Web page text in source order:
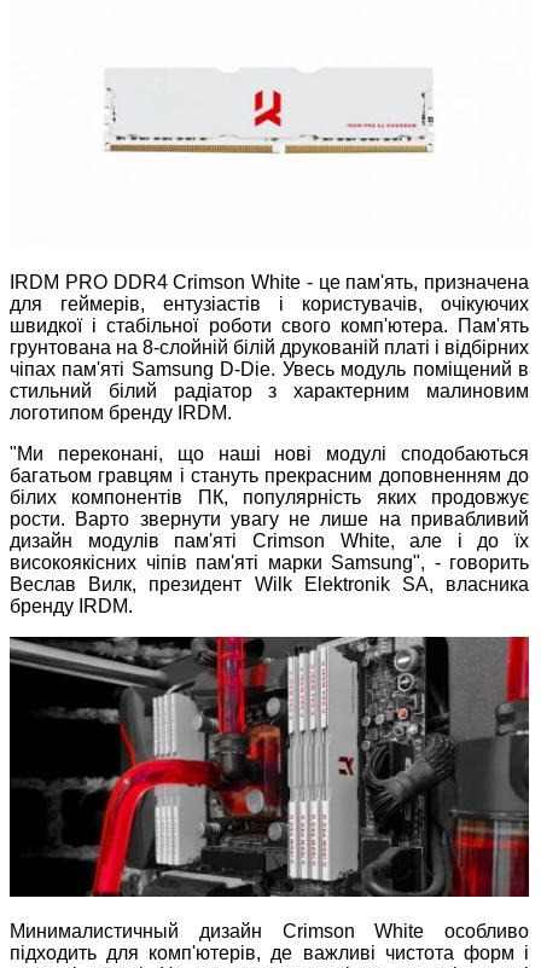
IRDM PRO DDR4 Crimson White - це пам'ять, призначена
для геймерів, ентузіастів і користувачів, очікуючих
швидкої і стабільної роботи свого комп'ютера. Пам'ять
грунтована на 8-слойній білій друкованій платі і відбірних
чіпах пам'яті Samsung D-Die. Увесь модуль поміщений в
стильний білий радіатор з характерним малиновим
логотипом бренду IRDM.
"Ми переконані, що наші нові модулі сподобаються
багатьом гравцям і стануть прекрасним доповненням до
білих компонентів ПК, популярність яких продовжує
рости. Варто звернути увагу не лише на привабливий
дизайн модулів пам'яті Crimson White, але і до їх
високоякісних чіпів пам'яті марки Samsung", - говорить
Веслав Вилк, президент Wilk Elektronik SA, власника
бренду IRDM.
Минималистичный дизайн Crimson White особливо
підходить для комп'ютерів, де важливі чистота форм і